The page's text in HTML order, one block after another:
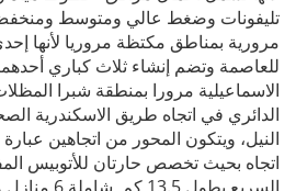
تليفونات وضغط عالي ومتوسط
مرورية بمناطق مكتظة مروريا لأنها
للعاصمة وتضم إنشاء ثلاث كباري
الاسماعيلية مرورا بمنطقة شبرا
اتجاه بحيث تخصص حارتان للأتوبيس